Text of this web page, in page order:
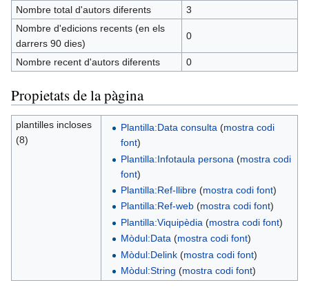
Nombre total d'autors diferents
3
Nombre d'edicions recents (en els
darrers 90 dies)
0
Nombre recent d'autors diferents 0
Propietats de la pàgina
plantilles incloses
(8)
Plantilla:Data consulta (mostra codi
font)
Plantilla:Infotaula persona (mostra codi
font)
Plantilla:Ref-llibre(mostra codi font)
Plantilla:Ref-web(mostra codi font)
Plantilla:Viquipèdia (mostra codi font)
Mòdul:Data (mostra codi font)
Mòdul:Delink(mostra codi font)
Mòdul:String (mostra codi font)